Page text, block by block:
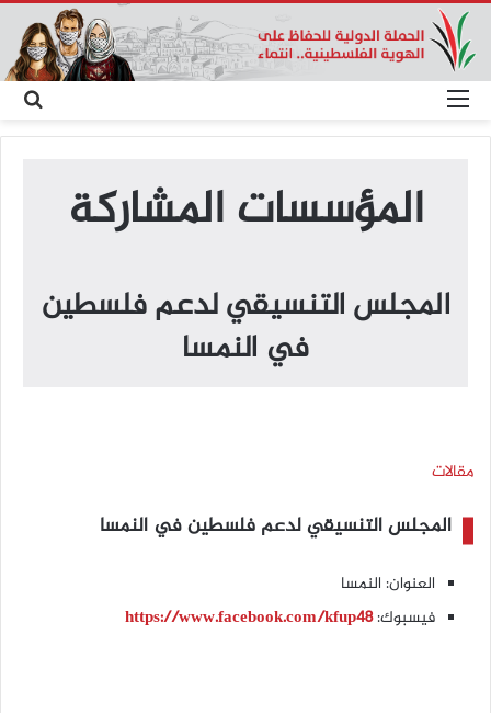
عن
القائمة
المؤسسات المشاركة
المجلس التنسيقي لدعم فلسطين
في النمسا
مقالات
المجلس التنسيقي لدعم فلسطين في النمسا
العنوان: النمسا
فيسبوك:https://www.facebook.com/kfup48